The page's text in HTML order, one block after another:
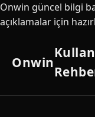
Onwin güncel bilgi
açıklamalar için
Onwin